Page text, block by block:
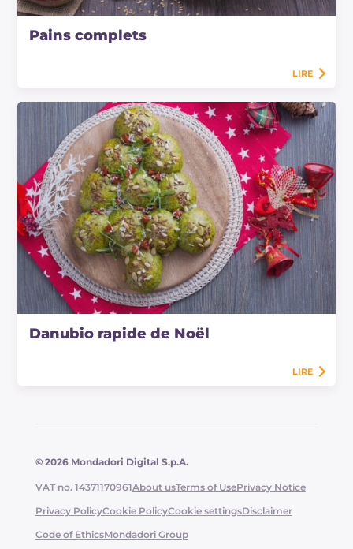
Pains complets
LIRE
Danubio rapide de Noël
LIRE
© 2026 Mondadori Digital S.p.A.
VAT no. 14371170961About usTerms of UsePrivacy Notice
Privacy PolicyCookie PolicyCookie settingsDisclaimer
Code of EthicsMondadori Group